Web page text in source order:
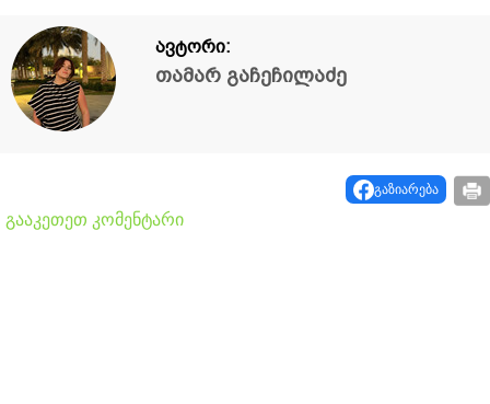
ავტორი:
თამარ გაჩეჩილაძე
გაზიარება
გააკეთეთ კომენტარი